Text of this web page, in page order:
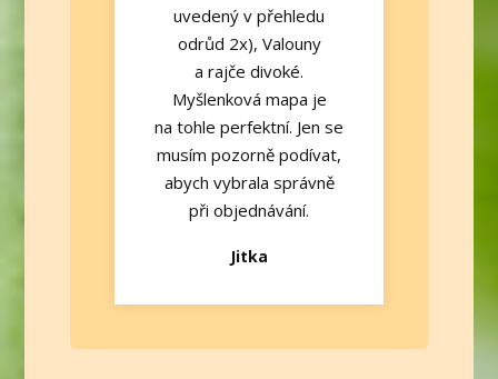
uvedený v přehledu
odrůd 2x), Valouny
a rajče divoké.
Myšlenková mapa je
na tohle perfektní. Jen se
musím pozorně podívat,
abych vybrala správně
při objednávání.
Jitka